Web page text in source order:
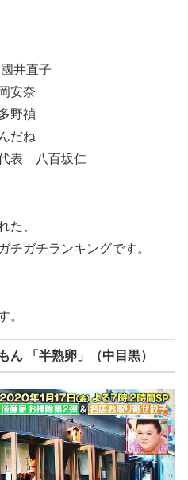
井直子
安奈
野禎
だね
表 八百坂仁
た、
チガチランキングです。
。
「半熟卵」（中目黒）